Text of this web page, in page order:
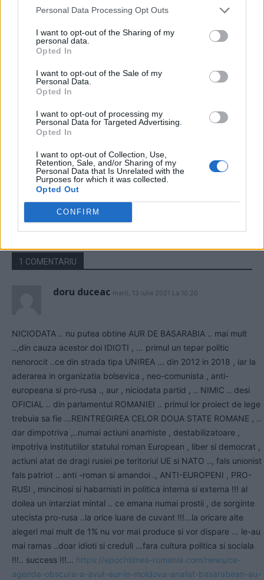
Personal Data Processing Opt Outs
I want to opt-out of the Sharing of my
personal data.
Opted In
I want to opt-out of the Sale of my
Personal Data.
Opted In
I want to opt-out of processing my
Personal Data for Targeted Advertising.
Opted In
I want to opt-out of Collection, Use,
Retention, Sale, and/or Sharing of my
Personal Data that Is Unrelated with the
Purposes for which it was collected.
Opted Out
CONFIRM
tabăra anti-europeană PSD-AUR:
câștigăm niciun kilowatt! Explicațiile
A doua operațiune obscenă a
Pașca – Dumbrava”. Un fost
consilier al lui Băsescu a fost
PSD a avut Ministerul Muncii în 93%
din perioada PNRR! ”Cei trei miniştri
pentru adoptarea legii salarizării
publice”
1 COMENTARIU
doru duceac marți, 13 iulie 2021 La 10.20
NICIODATA .. nu putea obtine AUR DE BASARABIA .. mai mult
..,din cauza acestor doi IDIOTI , … primul un tepar politic
nenorocit ..ce din strada tipa UNIREA … din 2012 in 2018 , iar la
aderarea in organizatia bolsevica , neo-comunista , anti-
europeana si pro-rusa ., aur , niciodata partid , .. NIMIC .. desi
OFICIAL .. din parlamentul ROMANIEI .. primul lor proiect de lege
trebuia sa fie …REINTREGIREA CELOR DOUA STATE ROMANE , ..
dar dimpotriva ,..numai actiuni anarhiste , destabilizatoare ,
impotriva institutiilor statului roman European , liber si democrat ,
actiuni atat de dragi rusiei pe teritoriul UE si NATO .., fals unionist
fals patriot .. anti -roman si amandoi ., ANTI-EUROPENI , PRO-
RUSI , mincinosi si habarnisti in politica interna si externa !!! al
doilea un intarziat mintal .. ce emana numai prostii , de sorginte
utecista pro-rusa ..la orice luare de cuvant !!!…la oricare alte
alegeri mai mult de 1% nu vor mai produce si vor dispare … le-au
mai ramas ..doar idioti si creduli …fara cultura politica si sociala
!!!.. success !!!… https://epochtimes-romania.com/news/ce-
agenda-obscura-a-avut-aur-in-moldova-analist-basarabean-au-